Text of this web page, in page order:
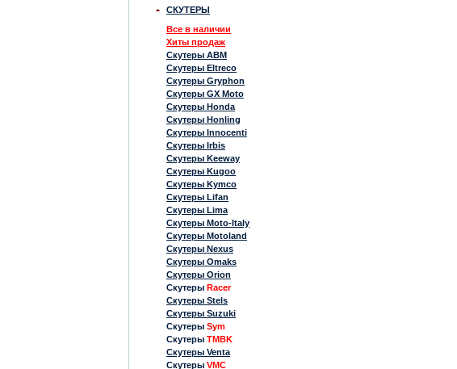
СКУТЕРЫ
Все в наличии
Хиты продаж
Скутеры ABM
Скутеры Eltreco
Скутеры Gryphon
Скутеры GX Moto
Скутеры Honda
Скутеры Honling
Скутеры Innocenti
Скутеры Irbis
Скутеры Keeway
Скутеры Kugoo
Скутеры Kymco
Скутеры Lifan
Скутеры Lima
Скутеры Moto-Italy
Скутеры Motoland
Скутеры Nexus
Скутеры Omaks
Скутеры Orion
Скутеры Racer
Скутеры Stels
Скутеры Suzuki
Скутеры Sym
Скутеры TMBK
Скутеры Venta
Скутеры VMC